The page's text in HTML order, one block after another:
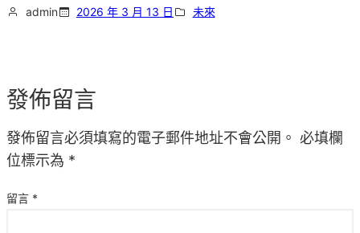
admin 2026 年 3 月 13 日 未來
發佈留言
發佈留言必須填寫的電子郵件地址不會公開。 必填欄
位標示為 *
留言 *